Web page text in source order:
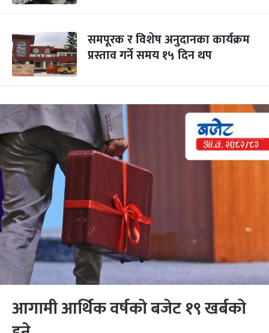
समपूरक र विशेष अनुदानका कार्यक्रम
प्रस्ताव गर्ने समय १५ दिन थप
आगामी आर्थिक वर्षको बजेट १९ खर्बको